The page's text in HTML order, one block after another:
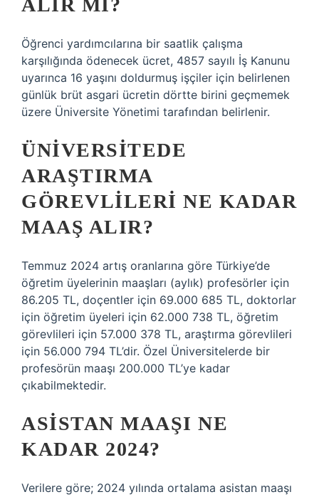
ALIR MI?
Öğrenci yardımcılarına bir saatlik çalışma
karşılığında ödenecek ücret, 4857 sayılı İş Kanunu
uyarınca 16 yaşını doldurmuş işçiler için belirlenen
günlük brüt asgari ücretin dörtte birini geçmemek
üzere Üniversite Yönetimi tarafından belirlenir.
ÜNIVERSITEDE
ARAŞTIRMA
GÖREVLILERI NE KADAR
MAAŞ ALIR?
Temmuz 2024 artış oranlarına göre Türkiye’de
öğretim üyelerinin maaşları (aylık) profesörler için
86.205 TL, doçentler için 69.000 685 TL, doktorlar
için öğretim üyeleri için 62.000 738 TL, öğretim
görevlileri için 57.000 378 TL, araştırma görevlileri
için 56.000 794 TL’dir. Özel Üniversitelerde bir
profesörün maaşı 200.000 TL’ye kadar
çıkabilmektedir.
ASISTAN MAAŞI NE
KADAR 2024?
Verilere göre; 2024 yılında ortalama asistan maaşı